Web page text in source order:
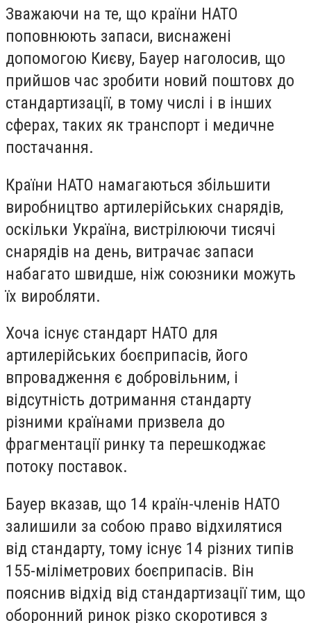
Зважаючи на те, що країни НАТО
поповнюють запаси, виснажені
допомогою Києву, Бауер наголосив, що
прийшов час зробити новий поштовх до
стандартизації, в тому числі і в інших
сферах, таких як транспорт і медичне
постачання.
Країни НАТО намагаються збільшити
виробництво артилерійських снарядів,
оскільки Україна, вистрілюючи тисячі
снарядів на день, витрачає запаси
набагато швидше, ніж союзники можуть
їх виробляти.
Хоча існує стандарт НАТО для
артилерійських боєприпасів, його
впровадження є добровільним, і
відсутність дотримання стандарту
різними країнами призвела до
фрагментації ринку та перешкоджає
потоку поставок.
Бауер вказав, що 14 країн-членів НАТО
залишили за собою право відхилятися
від стандарту, тому існує 14 різних типів
155-міліметрових боєприпасів. Він
пояснив відхід від стандартизації тим, що
оборонний ринок різко скоротився з